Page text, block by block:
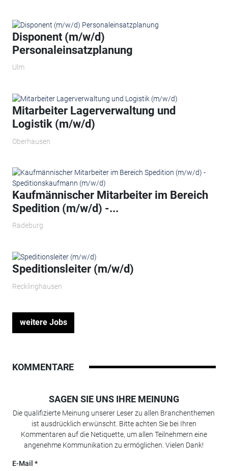
Disponent (m/w/d)
Personaleinsatzplanung
Ulm
Mitarbeiter Lagerverwaltung und
Logistik (m/w/d)
Oberhausen
Kaufmännischer Mitarbeiter im Bereich
Spedition (m/w/d) -...
Radeburg
Speditionsleiter (m/w/d)
Recklinghausen
weitere Jobs
KOMMENTARE
SAGEN SIE UNS IHRE MEINUNG
Die qualifizierte Meinung unserer Leser zu allen Branchenthemen
ist ausdrücklich erwünscht. Bitte achten Sie bei Ihren
Kommentaren auf die Netiquette, um allen Teilnehmern eine
angenehme Kommunikation zu ermöglichen. Vielen Dank!
E-Mail